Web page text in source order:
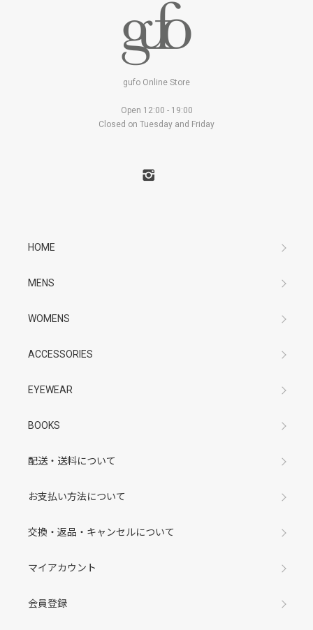
gufo Online Store
Open 12:00 - 19:00
Closed on Tuesday and Friday
HOME
MENS
WOMENS
ACCESSORIES
EYEWEAR
BOOKS
配送・送料について
お支払い方法について
交換・返品・キャンセルについて
マイアカウント
会員登録